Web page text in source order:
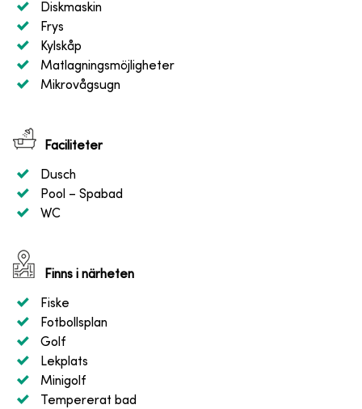
Diskmaskin
Frys
Kylskåp
Matlagningsmöjligheter
Mikrovågsugn
Faciliteter
Dusch
Pool – Spabad
WC
Finns i närheten
Fiske
Fotbollsplan
Golf
Lekplats
Minigolf
Tempererat bad